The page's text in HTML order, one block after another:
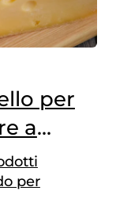
per
a
per